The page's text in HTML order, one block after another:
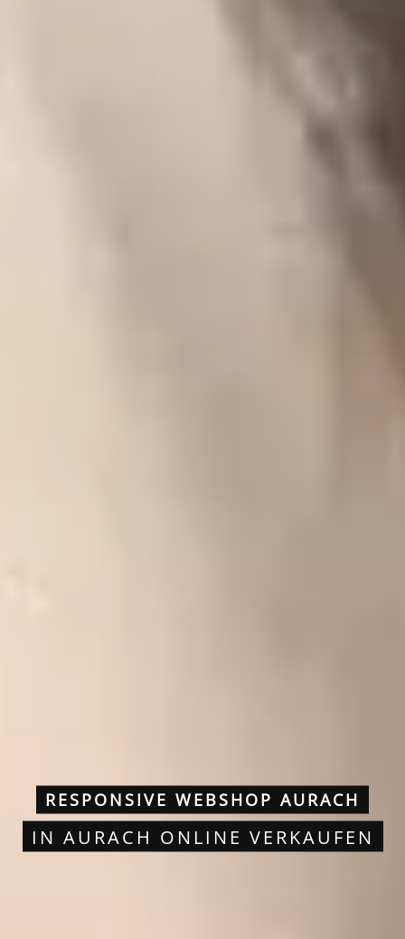
RESPONSIVE WEBSHOP AURACH
IN AURACH ONLINE VERKAUFEN